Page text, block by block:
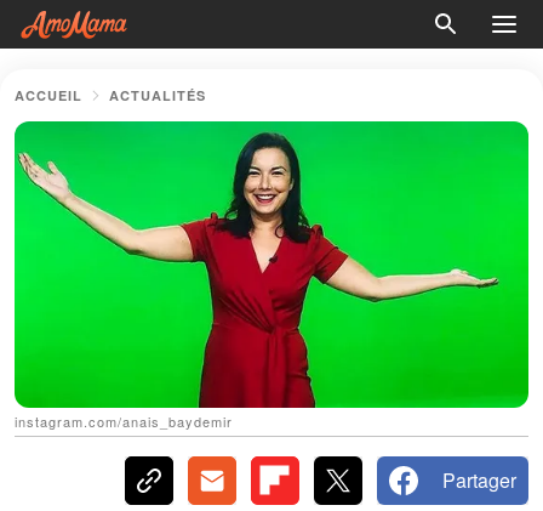
ACCUEIL ACTUALITÉS
instagram.com/anais_baydemir
Partager